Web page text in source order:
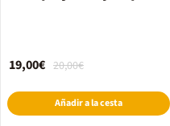
20,00€
19,00€
Añadir a la cesta